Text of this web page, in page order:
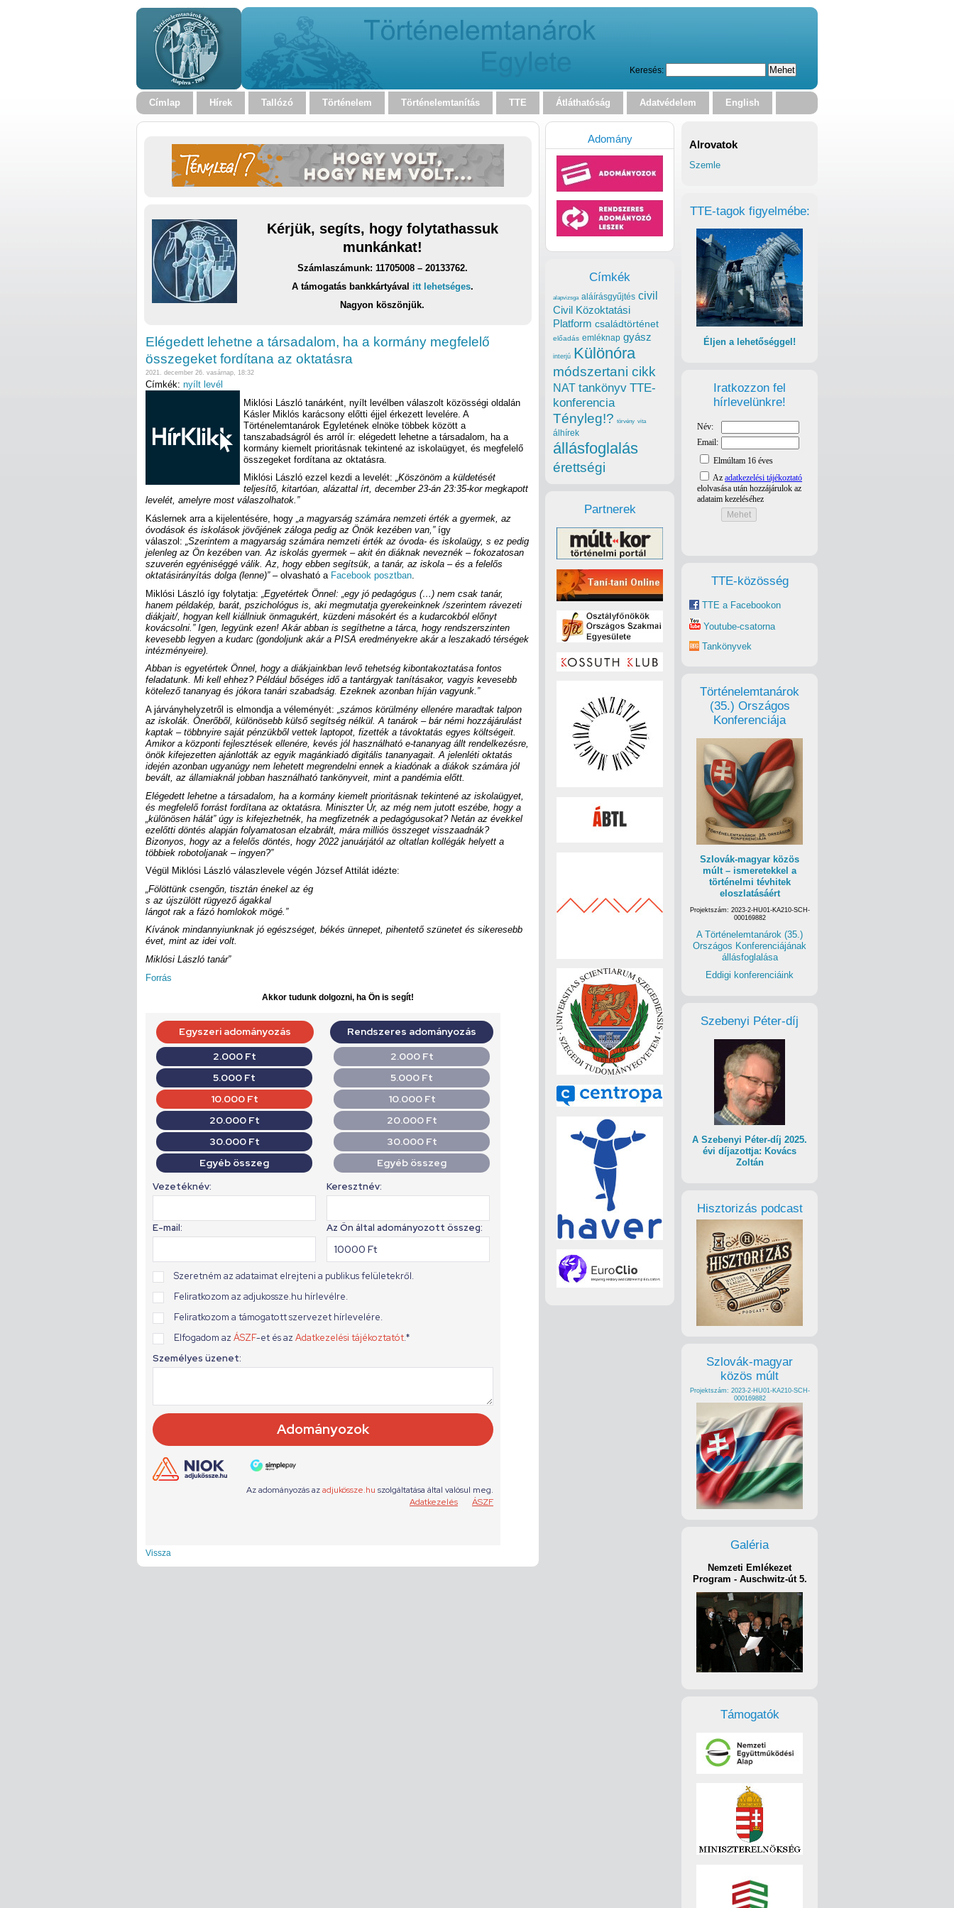
Keresés:
Címlap Hírek Tallózó Történelem Történelemtanítás TTE Átláthatóság Adatvédelem English
Kérjük, segíts, hogy folytathassuk
munkánkat!
Számlaszámunk: 11705008 – 20133762.
A támogatás bankkártyával itt lehetséges.
Nagyon köszönjük.
Elégedett lehetne a társadalom, ha a kormány megfelelő
összegeket fordítana az oktatásra
2021. december 26. vasárnap, 18:32
Címkék: nyílt levél
Miklósi László tanárként, nyílt levélben válaszolt közösségi oldalán
Kásler Miklós karácsony előtti éjjel érkezett levelére. A
Történelemtanárok Egyletének elnöke többek között a
tanszabadságról és arról ír: elégedett lehetne a társadalom, ha a
kormány kiemelt prioritásnak tekintené az iskolaügyet, és megfelelő
összegeket fordítana az oktatásra.
Miklósi László ezzel kezdi a levelét: „Köszönöm a küldetését
teljesítő, kitartóan, alázattal írt, december 23-án 23:35-kor megkapott
levelét, amelyre most válaszolhatok.”
Káslernek arra a kijelentésére, hogy „a magyarság számára nemzeti érték a gyermek, az
óvodások és iskolások jövőjének záloga pedig az Önök kezében van,”így
válaszol: „Szerintem a magyarság számára nemzeti érték az óvoda- és iskolaügy, s ez pedig
jelenleg az Ön kezében van. Az iskolás gyermek – akit én diáknak neveznék – fokozatosan
szuverén egyéniséggé válik. Az, hogy ebben segítsük, a tanár, az iskola – és a felelős
oktatásirányítás dolga (lenne)”– olvasható a Facebook posztban.
Miklósi László így folytatja: „Egyetértek Önnel: „egy jó pedagógus (…) nem csak tanár,
hanem példakép, barát, pszichológus is, aki megmutatja gyerekeinknek /szerintem rávezeti
diákjait/, hogyan kell kiállniuk önmagukért, küzdeni másokért és a kudarcokból előnyt
kovácsolni.” Igen, legyünk ezen! Akár abban is segíthetne a tárca, hogy rendszerszinten
kevesebb legyen a kudarc (gondoljunk akár a PISA eredményekre akár a leszakadó térségek
intézményeire).
Abban is egyetértek Önnel, hogy a diákjainkban levő tehetség kibontakoztatása fontos
feladatunk. Mi kell ehhez? Például bőséges idő a tantárgyak tanításakor, vagyis kevesebb
kötelező tananyag és jókora tanári szabadság. Ezeknek azonban híján vagyunk.”
A járványhelyzetről is elmondja a véleményét: „számos körülmény ellenére maradtak talpon
az iskolák. Önerőből, különösebb külső segítség nélkül. A tanárok – bár némi hozzájárulást
kaptak – többnyire saját pénzükből vettek laptopot, fizették a távoktatás egyes költségeit.
Amikor a központi fejlesztések ellenére, kevés jól használható e-tananyag állt rendelkezésre,
önök kifejezetten ajánlották az egyik magánkiadó digitális tananyagait. A jelenléti oktatás
idején azonban ugyanúgy nem lehetett megrendelni ennek a kiadónak a diákok számára jól
bevált, az államiaknál jobban használható tankönyveit, mint a pandémia előtt.
Elégedett lehetne a társadalom, ha a kormány kiemelt prioritásnak tekintené az iskolaügyet,
és megfelelő forrást fordítana az oktatásra. Miniszter Úr, az még nem jutott eszébe, hogy a
„különösen hálát” úgy is kifejezhetnék, ha megfizetnék a pedagógusokat? Netán az évekkel
ezelőtti döntés alapján folyamatosan elzabrált, mára milliós összeget visszaadnák?
Bizonyos, hogy az a felelős döntés, hogy 2022 januárjától az oltatlan kollégák helyett a
többiek robotoljanak – ingyen?”
Végül Miklósi László válaszlevele végén József Attilát idézte:
„Fölöttünk csengőn, tisztán énekel az ég
s az újszülött rügyező ágakkal
lángot rak a fázó homlokok mögé.”
Kívánok mindannyiunknak jó egészséget, békés ünnepet, pihentető szünetet és sikeresebb
évet, mint az idei volt.
Miklósi László tanár”
Forrás
Akkor tudunk dolgozni, ha Ön is segít!
Vissza
Alrovatok
Szemle
TTE-tagok figyelmébe:
Éljen a lehetőséggel!
Iratkozzon fel
hírlevelünkre!
TTE-közösség
TTE a Facebookon
Youtube-csatorna
Tankönyvek
Történelemtanárok
(35.) Országos
Konferenciája
Szlovák-magyar közös
múlt – ismeretekkel a
történelmi tévhitek
eloszlatásáért
Projektszám: 2023-2-HU01-KA210-SCH-
000169882
A Történelemtanárok (35.)
Országos Konferenciájának
állásfoglalása
Eddigi konferenciáink
Szebenyi Péter-díj
A Szebenyi Péter-díj 2025.
évi díjazottja: Kovács
Zoltán
Hisztorizás podcast
Szlovák-magyar
közös múlt
Projektszám: 2023-2-HU01-KA210-SCH-
000169882
Galéria
Nemzeti Emlékezet
Program - Auschwitz-út 5.
Támogatók
Adomány
Címkék
alapvizsga aláírásgyűjtés civil
Civil Közoktatási
Platform családtörténet
előadás emléknap gyász
interjú Különóra
módszertani cikk
NAT tankönyv TTE-
konferencia
Tényleg!? törvény vita
álhírek
állásfoglalás
érettségi
Partnerek